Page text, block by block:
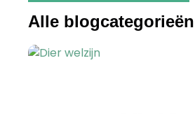
Alle blogcategorieën